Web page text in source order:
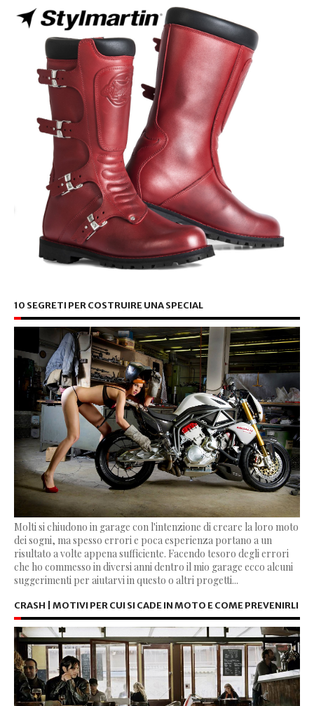
10 SEGRETI PER COSTRUIRE UNA SPECIAL
Molti si chiudono in garage con l'intenzione di creare la loro moto
dei sogni, ma spesso errori e poca esperienza portano a un
risultato a volte appena sufficiente. Facendo tesoro degli errori
che ho commesso in diversi anni dentro il mio garage ecco alcuni
suggerimenti per aiutarvi in questo o altri progetti...
CRASH | MOTIVI PER CUI SI CADE IN MOTO E COME PREVENIRLI